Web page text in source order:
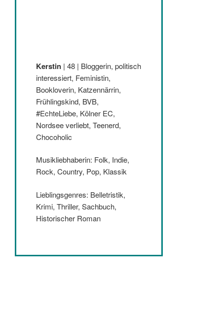
Kerstin | 48 | Bloggerin, politisch
interessiert, Feministin,
Bookloverin, Katzennärrin,
Frühlingskind, BVB,
#EchteLiebe, Kölner EC,
Nordsee verliebt, Teenerd,
Chocoholic
Musikliebhaberin: Folk, Indie,
Rock, Country, Pop, Klassik
Lieblingsgenres: Belletristik,
Krimi, Thriller, Sachbuch,
Historischer Roman